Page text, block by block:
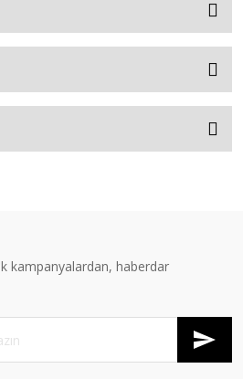
kampanyalardan, haberdar